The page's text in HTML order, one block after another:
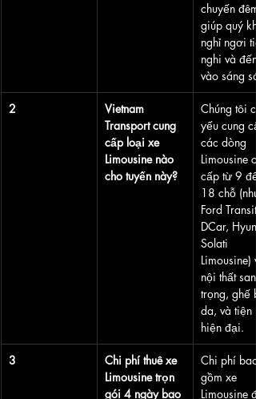
chuyến
giúp quý
nghỉ ngơi
nghi và
vào sáng
2
Vietnam
Transport cung
cấp loại xe
Limousine nào
cho tuyến này?
Chúng tôi
yếu cung
các dòng
Limousine
cấp từ 9
18 chỗ (như
Ford Transit
DCar,
Solati
Limousine)
nội thất
trọng, ghế
da, và tiện
hiện đại.
3
Chi phí thuê xe
Limousine trọn
gói 4 ngày bao
Chi phí bao
gồm xe
Limousine